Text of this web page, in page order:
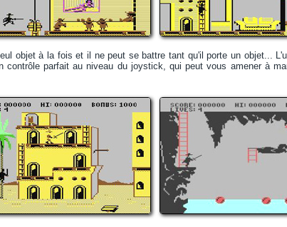
objet à la fois et il ne peut se battre tant qu'il porte un objet...
contrôle parfait au niveau du joystick, qui peut vous amener à